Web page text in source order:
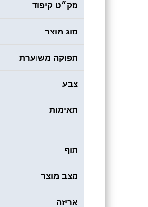
מק״ט קיפוד
סוג מוצר
תפוקה משוערת
צבע
תאימות
תוף
מצב מוצר
אריזה